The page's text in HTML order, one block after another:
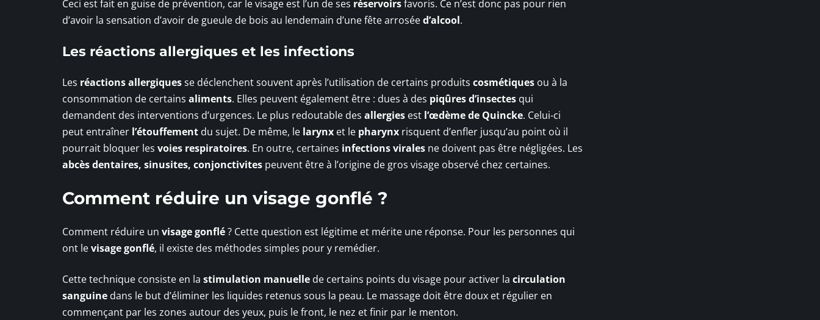
Ceci est fait en guise de prévention, car le visage est l’un de ses réservoirsfavoris. Ce n’est donc pas pour rien
d’avoir la sensation d’avoir de gueule de bois au lendemain d’une fête arroséed’alcool.
Les réactions allergiques et les infections
Les réactions allergiquesse déclenchent souvent après l’utilisation de certains produits cosmétiques ou à la
consommation de certains aliments. Elles peuvent également être : dues à des piqûres d’insectes qui
demandent des interventions d’urgences. Le plus redoutable des allergies est l’œdème de Quincke. Celui-ci
peut entraîner l’étouffement du sujet. De même, le larynx et le pharynx risquent d’enfler jusqu’au point où il
pourrait bloquer les voies respiratoires. En outre, certaines infections virales ne doivent pas être négligées. Les
abcès dentaires, sinusites, conjonctivites peuvent être à l’origine de gros visage observé chez certaines.
Comment réduire un visage gonflé ?
Comment réduire un visage gonflé? Cette question est légitime et mérite une réponse. Pour les personnes qui
ont levisage gonflé, il existe des méthodes simples pour y remédier.
Cette technique consiste en la stimulation manuelle de certains points du visage pour activer la circulation
sanguine dans le but d’éliminer les liquides retenus sous la peau. Le massage doit être doux et régulier en
commençant par les zones autour des yeux, puis le front, le nez et finir par le menton.